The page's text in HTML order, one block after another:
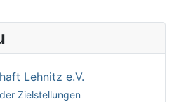
Lehnitz e.V.
Zielstellungen